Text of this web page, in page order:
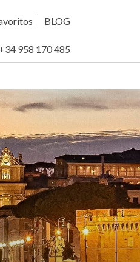
BLOG
+34 958 170 485